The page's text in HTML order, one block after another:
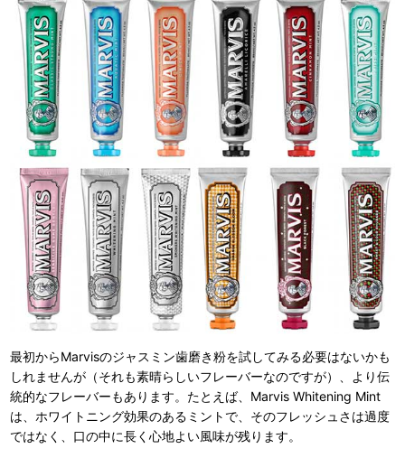
最初からMarvisのジャスミン歯磨き粉を試してみる必要はないかも
しれませんが（それも素晴らしいフレーバーなのですが）、より伝
統的なフレーバーもあります。たとえば、Marvis Whitening Mint
は、ホワイトニング効果のあるミントで、そのフレッシュさは過度
ではなく、口の中に長く心地よい風味が残ります。